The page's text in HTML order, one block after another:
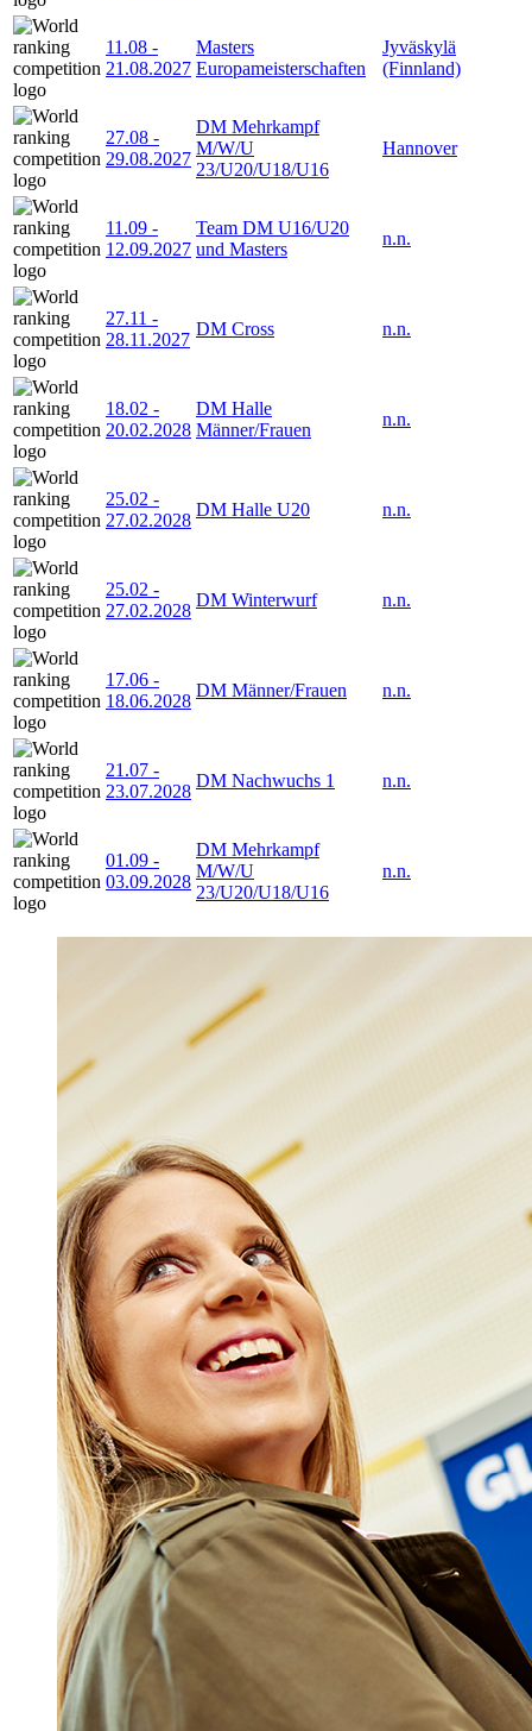
11.08 -
21.08.2027
Masters
Europameisterschaften
Jyväskylä
(Finnland)
27.08 -
29.08.2027
DM Mehrkampf
M/W/U
23/U20/U18/U16
Hannover
11.09 -
12.09.2027
Team DM U16/U20
und Masters
n.n.
27.11 -
28.11.2027
DM Cross n.n.
18.02 -
20.02.2028
DM Halle
Männer/Frauen
n.n.
25.02 -
27.02.2028
DM Halle U20 n.n.
25.02 -
27.02.2028
DM Winterwurf n.n.
17.06 -
18.06.2028
DM Männer/Frauen n.n.
21.07 -
23.07.2028
DM Nachwuchs 1 n.n.
01.09 -
03.09.2028
DM Mehrkampf
M/W/U
23/U20/U18/U16
n.n.